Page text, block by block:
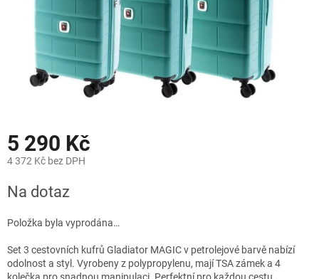
5 290 Kč
4 372 Kč bez DPH
cena:
Na dotaz
Položka byla vyprodána…
Set 3 cestovních kufrů Gladiator MAGIC v petrolejové barvě nabízí
odolnost a styl. Vyrobeny z polypropylenu, mají TSA zámek a 4